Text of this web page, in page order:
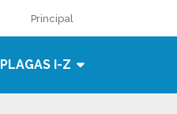
Principal
PLAGAS I-Z